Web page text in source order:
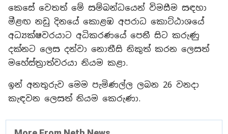
කෙසේ වෙතත් මේ සම්බන්ධයෙන් විමසීම සඳහා
මීළඟ නඩු දිනයේ කොළඹ අපරාධ කොට්ඨාශයේ
අධ්‍යක්ෂවරයාට අධිකරණයේ පෙනී සිට කරුණු
දක්නට ලෙස දන්වා නොතීසි නිකුත් කරන ලෙසත්
මහේස්ත්‍රාත්වරයා නියම කළා.
ඉන් අනතුරුව මෙම පැමිණල්ල ලබන 26 වනදා
කැඳවන ලෙසත් නියම කෙරුණා.